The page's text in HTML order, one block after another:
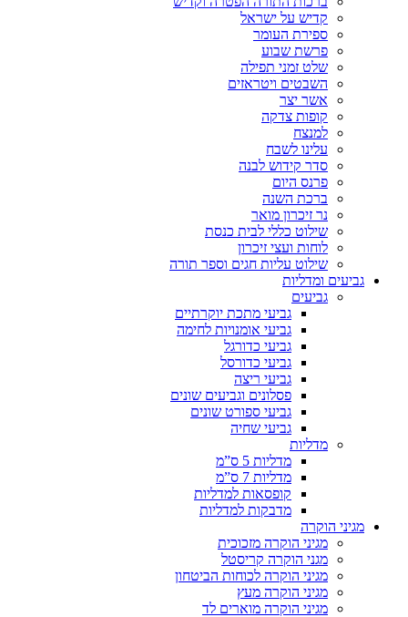
קדיש על ישראל
ספירת העומר
פרשת שבוע
שלט זמני תפילה
השבטים ויטראזים
אשר יצר
קופות צדקה
למנצח
עלינו לשבח
סדר קידוש לבנה
פרנס היום
ברכת השנה
נר זיכרון מואר
שילוט כללי לבית כנסת
לוחות ועצי זיכרון
שילוט עליות חגים וספר תורה
גביעים ומדליות
גביעים
גביעי מתכת יוקרתיים
גביעי אומנויות לחימה
גביעי כדורגל
גביעי כדורסל
גביעי ריצה
פסלונים וגביעים שונים
גביעי ספורט שונים
גביעי שחיה
מדליות
מדליות 5 ס”מ
מדליות 7 ס”מ
קופסאות למדליות
מדבקות למדליות
מגיני הוקרה
מגיני הוקרה מזכוכית
מגני הוקרה קריסטל
מגיני הוקרה לכוחות הביטחון
מגיני הוקרה מעץ
מגיני הוקרה מוארים לד